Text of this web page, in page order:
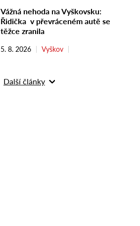
Vážná nehoda na Vyškovsku:
Řidička v převráceném autě se
těžce zranila
5. 8. 2026 Vyškov
Další články